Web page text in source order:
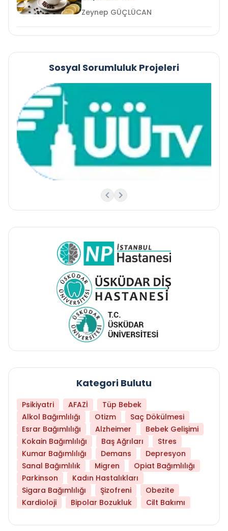
Zeynep GÜÇLÜCAN
Sosyal Sorumluluk Projeleri
Kategori Bulutu
Psikiyatri AFAZİ
Tüp Bebek
Alkol Bağımlılığı
Otizm
Saç Dökülmesi
Esrar Bağımlılığı
Alzheimer
Bebek Gelişimi
Kokain Bağımlılığı
Baş Ağrıları
Stres
Kumar Bağımlılığı
Demans
Depresyon
Sanal Bağımlılık
Migren
Opiat Bağımlılığı
Parkinson
Kadın Hastalıkları
Sigara Bağımlılığı
Şizofreni
Obezite
Kardioloji
Bipolar Bozukluk Cilt Bakımı